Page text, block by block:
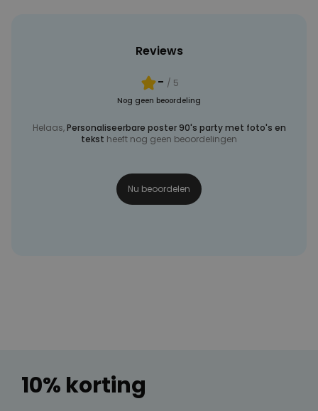
Reviews
- / 5
Nog geen beoordeling
Helaas,Personaliseerbare poster 90's party met foto's en
tekst heeft nog geen beoordelingen
Nu beoordelen
10% korting